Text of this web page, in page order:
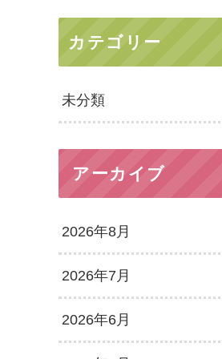
カテゴリー
未分類
アーカイブ
2026年8月
2026年7月
2026年6月